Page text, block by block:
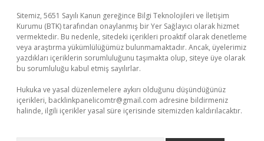
Sitemiz, 5651 Sayılı Kanun gereğince Bilgi Teknolojileri ve İletişim
Kurumu (BTK) tarafından onaylanmış bir Yer Sağlayıcı olarak hizmet
vermektedir. Bu nedenle, sitedeki içerikleri proaktif olarak denetleme
veya araştırma yükümlülüğümüz bulunmamaktadır. Ancak, üyelerimiz
yazdıkları içeriklerin sorumluluğunu taşımakta olup, siteye üye olarak
bu sorumluluğu kabul etmiş sayılırlar.
Hukuka ve yasal düzenlemelere aykırı olduğunu düşündüğünüz
içerikleri, backlinkpanelicomtr@gmail.com adresine bildirmeniz
halinde, ilgili içerikler yasal süre içerisinde sitemizden kaldırılacaktır.